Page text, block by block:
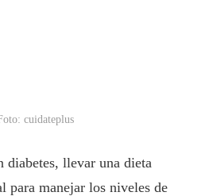
cuidateplus
diabetes, llevar una dieta
para manejar los niveles de